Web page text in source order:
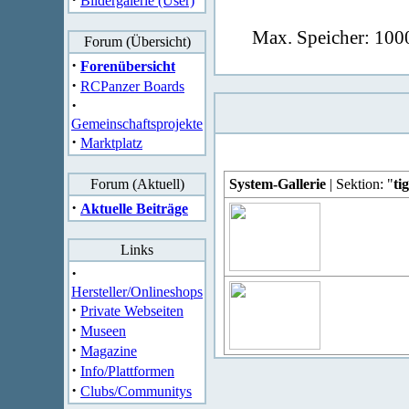
Forum (Übersicht)
· Forenübersicht
· RCPanzer Boards
·
Gemeinschaftsprojekte
· Marktplatz
Forum (Aktuell)
· Aktuelle Beiträge
Links
·
Hersteller/Onlineshops
· Private Webseiten
· Museen
· Magazine
· Info/Plattformen
· Clubs/Communitys
Max. Speicher:
System-Gallerie | Sektion: "